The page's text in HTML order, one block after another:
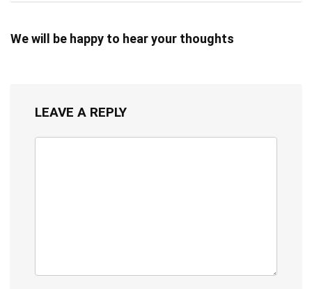
We will be happy to hear your thoughts
LEAVE A REPLY